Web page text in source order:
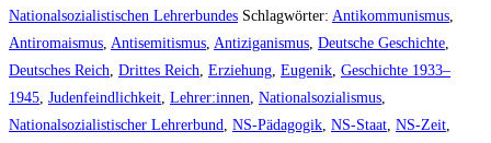
Nationalsozialistischen Lehrerbundes Schlagwörter: Antikommunismus,
Antiromaismus, Antisemitismus, Antiziganismus, Deutsche Geschichte,
Deutsches Reich, Drittes Reich, Erziehung, Eugenik, Geschichte 1933–
1945, Judenfeindlichkeit, Lehrer:innen, Nationalsozialismus,
Nationalsozialistischer Lehrerbund, NS-Pädagogik, NS-Staat, NS-Zeit,